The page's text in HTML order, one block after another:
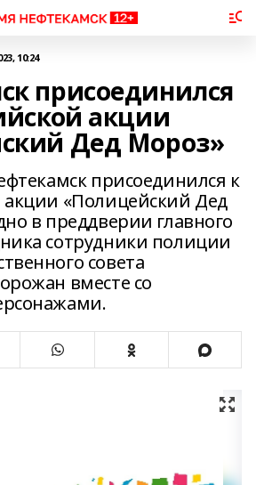
10:24
присоединился
акции
Дед Мороз»
присоединился к
акции «Полицейский Дед
в преддверии главного
сотрудники полиции
совета
вместе со